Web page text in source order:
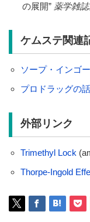
の展開” 薬学雑誌,
ケムステ関連
ソープ・インゴ
プロドラッグの話
外部リンク
Trimethyl Lock
Thorpe-Ingold